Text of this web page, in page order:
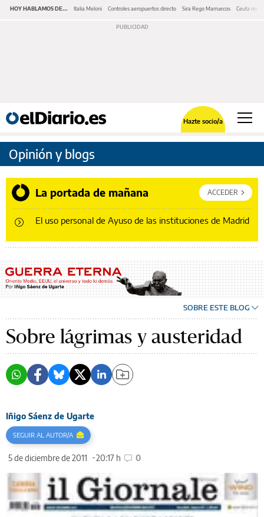
HOY HABLAMOS DE... Italia Meloni Controles aeropuertos directo Sira Rego Marruecos Ceuta
Hazte socio/a
Opinión y blogs
La portada de mañana ACCEDER
El uso personal de Ayuso de las instituciones de Madrid
SOBRE ESTE BLOG
Sobre lágrimas y austeridad
Iñigo Sáenz de Ugarte
5 de diciembre de 2011 20:17 h 0
SEGUIR AL AUTOR/A